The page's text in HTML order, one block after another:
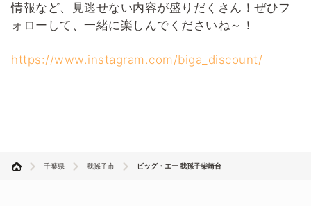
情報など、見逃せない内容が盛りだくさん！ぜひフ
ォローして、一緒に楽しんでくださいね～！
https://www.instagram.com/biga_discount/
千葉県 我孫子市 ビッグ・エー 我孫子柴崎台